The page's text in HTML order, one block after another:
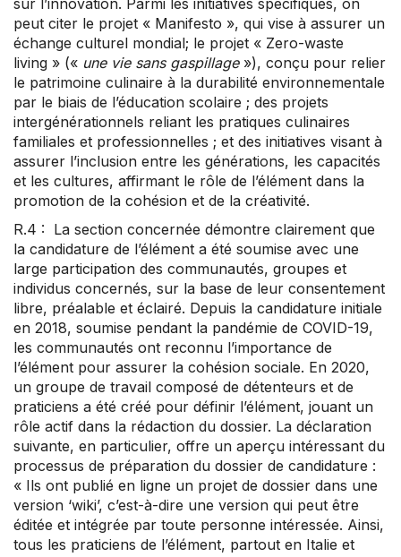
sur l’innovation. Parmi les initiatives spécifiques, on
peut citer le projet « Manifesto », qui vise à assurer un
échange culturel mondial; le projet « Zero-waste
living » (« une vie sans gaspillage»), conçu pour relier
le patrimoine culinaire à la durabilité environnementale
par le biais de l’éducation scolaire ; des projets
intergénérationnels reliant les pratiques culinaires
familiales et professionnelles ; et des initiatives visant à
assurer l’inclusion entre les générations, les capacités
et les cultures, affirmant le rôle de l’élément dans la
promotion de la cohésion et de la créativité.
R.4 : La section concernée démontre clairement que
la candidature de l’élément a été soumise avec une
large participation des communautés, groupes et
individus concernés, sur la base de leur consentement
libre, préalable et éclairé. Depuis la candidature initiale
en 2018, soumise pendant la pandémie de COVID-19,
les communautés ont reconnu l’importance de
l’élément pour assurer la cohésion sociale. En 2020,
un groupe de travail composé de détenteurs et de
praticiens a été créé pour définir l’élément, jouant un
rôle actif dans la rédaction du dossier. La déclaration
suivante, en particulier, offre un aperçu intéressant du
processus de préparation du dossier de candidature :
« Ils ont publié en ligne un projet de dossier dans une
version ‘wiki’, c’est-à-dire une version qui peut être
éditée et intégrée par toute personne intéressée. Ainsi,
tous les praticiens de l’élément, partout en Italie et